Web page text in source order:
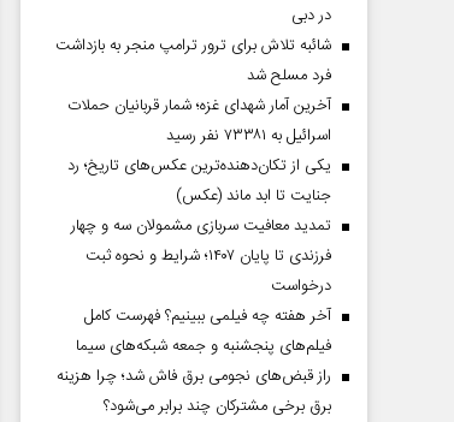
در دبی
شائبه تلاش برای ترور ترامپ منجر به بازداشت
فرد مسلح شد
آخرین آمار شهدای غزه؛ شمار قربانیان حملات
اسرائیل به ۷۳۳۸۱ نفر رسید
یکی از تکان‌دهنده‌ترین عکس‌های تاریخ؛ رد
جنایت تا ابد ماند (عکس)
تمدید معافیت سربازی مشمولان سه و چهار
فرزندی تا پایان ۱۴۰۷؛ شرایط و نحوه ثبت
درخواست
آخر هفته چه فیلمی ببینیم؟ فهرست کامل
فیلم‌های پنجشنبه و جمعه شبکه‌های سیما
راز قبض‌های نجومی برق فاش شد؛ چرا هزینه
برق برخی مشترکان چند برابر می‌شود؟